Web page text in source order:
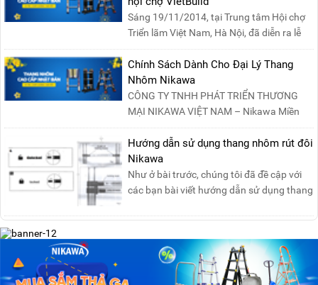
Sáng 19/11/2014, tại Trung tâm Hội chợ
Triển lãm Việt Nam, Hà Nội, đã diễn ra lễ
khai mạc “Triể....
Chính Sách Dành Cho Đại Lý Thang
Nhôm Nikawa
CÔNG TY TNHH PHÁT TRIỂN THƯƠNG
MẠI NIKAWA VIỆT NAM – Nikawa Miền
Bắc: Số 19, Đường Trung ....
Hướng dẫn sử dụng thang nhôm rút đôi
Nikawa
Như ở bài trước, chúng tôi đã đề cập với
các bạn bài viết hướng dẫn sử dụng thang